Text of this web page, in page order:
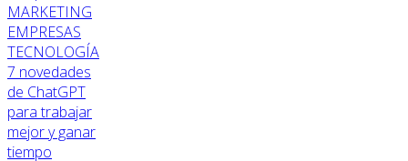
MARKETING
EMPRESAS
TECNOLOGÍA
7 novedades
de ChatGPT
para trabajar
mejor y ganar
tiempo